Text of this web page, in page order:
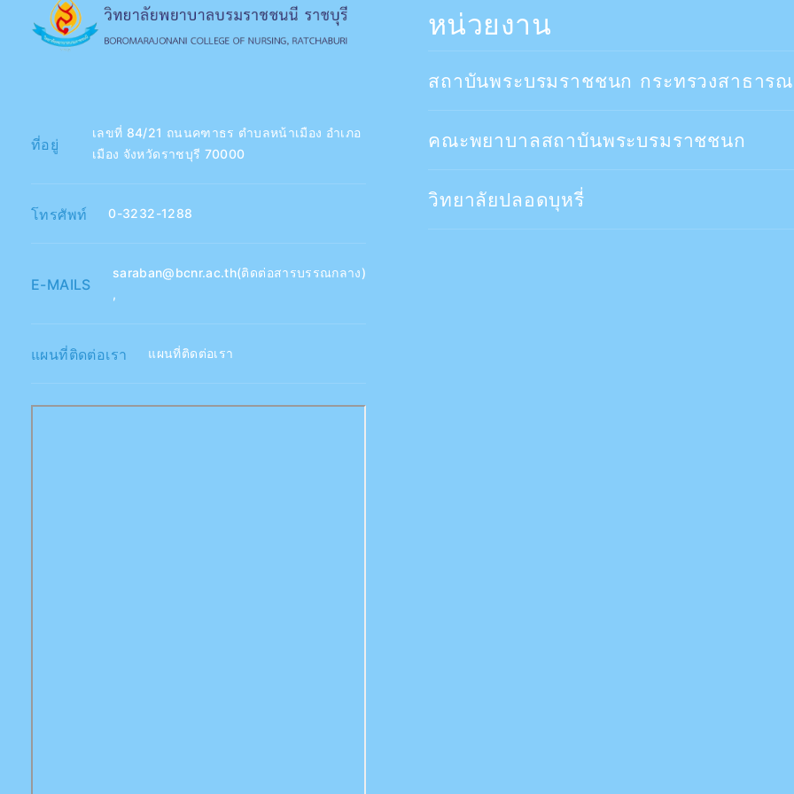
ที่อยู่
เลขที่ 84/21 ถนนคฑาธร ตำบลหน้าเมือง อำเภอ
เมือง จังหวัดราชบุรี 70000
โทรศัพท์ 0-3232-1288
E-MAILS
saraban@bcnr.ac.th(ติดต่อสารบรรณกลาง)
,
แผนที่ติดต่อเรา แผนที่ติดต่อเรา
หน่วยงาน
สถาบันพระบรมราชชนก กระทรวงสาธาร
คณะพยาบาลสถาบันพระบรมราชชนก
วิทยาลัยปลอดบุหรี่